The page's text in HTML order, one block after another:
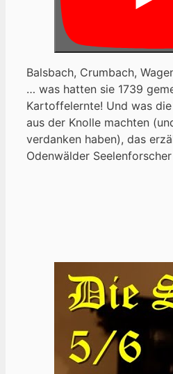
Balsbach, Crumbach,
… was hatten sie 1739
Kartoffelernte! Und was
aus der Knolle machten
verdanken haben), das
Odenwälder